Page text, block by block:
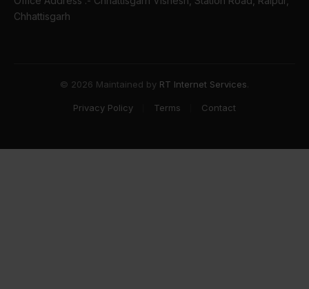
Chhattisgarh
© 2026 Maintained by RT Internet Services
Privacy Policy Terms Contact